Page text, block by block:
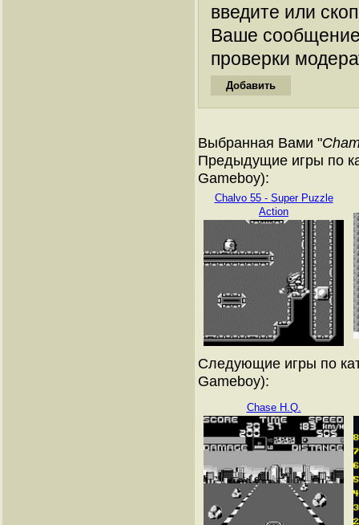
введите или
Ваше
проверки
Выбранная Вами "
Предыдущие игры по
Gameboy):
Chalvo 55 - Super Puzzle
Action
Следующие игры по
Gameboy):
Chase H.Q.